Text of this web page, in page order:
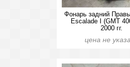
Фонарь задний
Escalade I (GMT
2000 гг.
цена не